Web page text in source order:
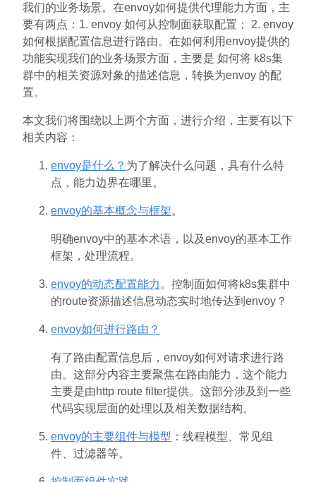
我们的业务场景。在envoy如何提供代理能力方面，主
要有两点：1. envoy 如何从控制面获取配置； 2. envoy
如何根据配置信息进行路由。在如何利用envoy提供的
功能实现我们的业务场景方面，主要是 如何将 k8s集
群中的相关资源对象的描述信息，转换为envoy 的配
置。
本文我们将围绕以上两个方面，进行介绍，主要有以下
相关内容：
envoy是什么？ 为了解决什么问题，具有什么特
点，能力边界在哪里。
envoy的基本概念与框架。
明确envoy中的基本术语，以及envoy的基本工作
框架，处理流程。
envoy的动态配置能力 。控制面如何将k8s集群中
的route资源描述信息动态实时地传达到envoy？
envoy如何进行路由？
有了路由配置信息后，envoy如何对请求进行路
由。这部分内容主要聚焦在路由能力，这个能力
主要是由http route filter提供。这部分涉及到一些
代码实现层面的处理以及相关数据结构。
envoy的主要组件与模型 ：线程模型、常见组
件、过滤器等。